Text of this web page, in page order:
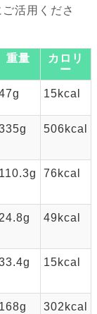
活用くださ
重量
カロリ
ー
15kcal
506kcal
110.3g 76kcal
24.8g 49kcal
15kcal
168g 302kcal